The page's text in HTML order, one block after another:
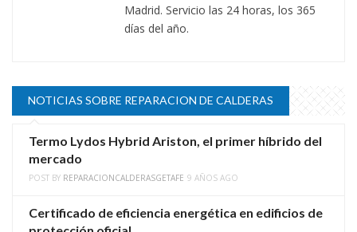
Madrid. Servicio las 24 horas, los 365
días del año.
NOTICIAS SOBRE REPARACION DE CALDERAS
Termo Lydos Hybrid Ariston, el primer híbrido del
mercado
POST BY REPARACIONCALDERASGETAFE 9 AÑOS AGO
Certificado de eficiencia energética en edificios de